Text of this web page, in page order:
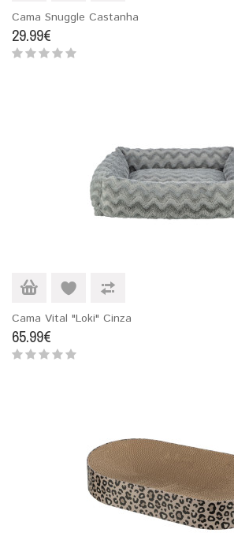
Cama Snuggle Castanha
29.99€
Cama Vital "Loki" Cinza
65.99€